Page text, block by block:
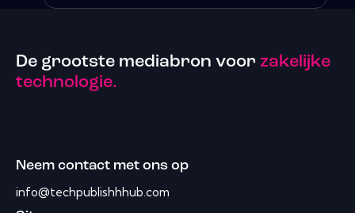
De grootste mediabron voor zakelijke
technologie.
Neem contact met ons op
info@techpublishhhub.com